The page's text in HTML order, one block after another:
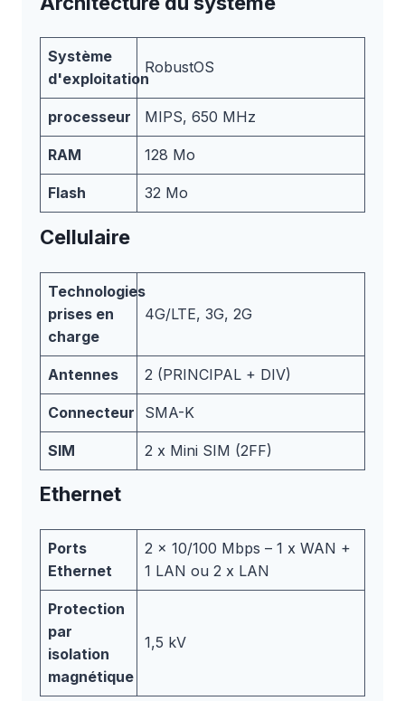
Système
d'exploitation
RobustOS
processeur MIPS, 650 MHz
RAM 128 Mo
Flash 32 Mo
Cellulaire
Technologies
prises en
charge
4G/LTE, 3G, 2G
Antennes 2 (PRINCIPAL + DIV)
Connecteur SMA-K
SIM 2 x Mini SIM (2FF)
Ethernet
Ports
Ethernet
2 x 10/100 Mbps – 1 x WAN +
1 LAN ou 2 x LAN
Protection
par
isolation
magnétique
1,5 kV